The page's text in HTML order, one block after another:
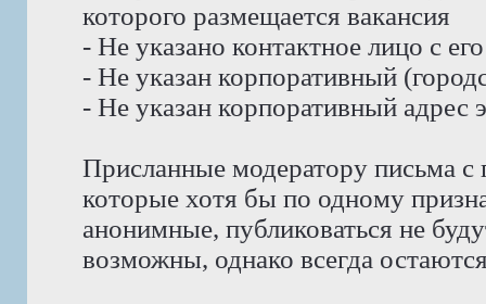
которого размещается вакансия
- Не указано контактное лицо с
- Не указан корпоративный
- Не указан корпоративный адрес
Присланные модератору письма
которые хотя бы по одному
анонимные, публиковаться не
возможны, однако всегда